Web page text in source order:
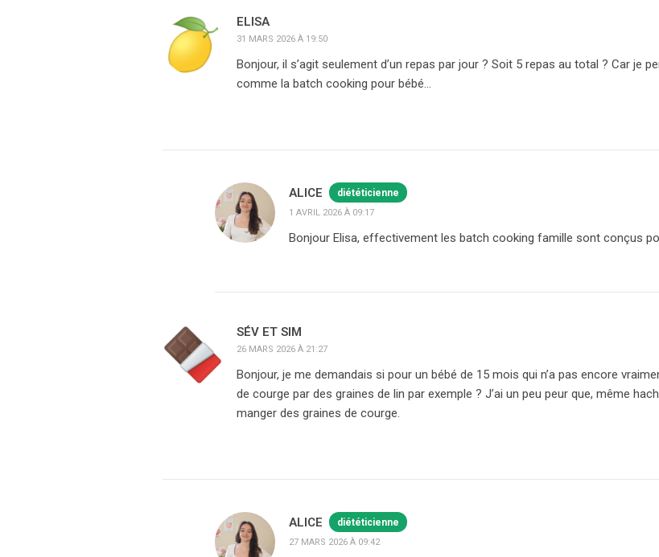
ELISA
31 MARS 2026 À 19:50
Bonjour, il s’agit seulement d’un repas par jour ? Soit 5 repas au total ? Car je
comme la batch cooking pour bébé…
ALICE diététicienne
1 AVRIL 2026 À 09:17
Bonjour Elisa, effectivement les batch cooking famille sont conçus
SÉV ET SIM
26 MARS 2026 À 21:27
Bonjour, je me demandais si pour un bébé de 15 mois qui n’a pas encore
de courge par des graines de lin par exemple ? J’ai un peu peur que, même
manger des graines de courge.
ALICE diététicienne
27 MARS 2026 À 09:42